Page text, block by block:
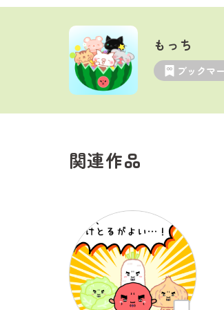
もっち
ブックマ
関連作品